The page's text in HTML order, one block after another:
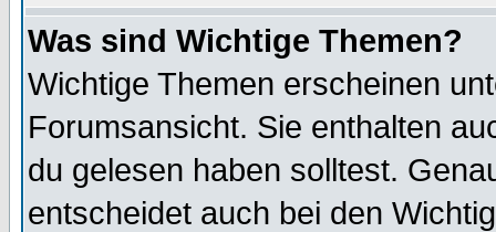
Was sind Wichtige Themen?
Wichtige Themen erscheinen
Forumsansicht. Sie enthalten
du gelesen haben solltest.
entscheidet auch bei den